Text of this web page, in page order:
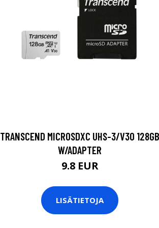
TRANSCEND MICROSDXC UHS-3/V30 128GB
W/ADAPTER
9.8 EUR
LISÄTIETOJA